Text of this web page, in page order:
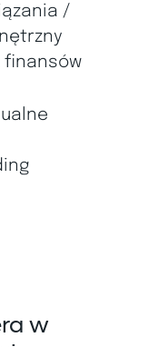
/
finansów
w